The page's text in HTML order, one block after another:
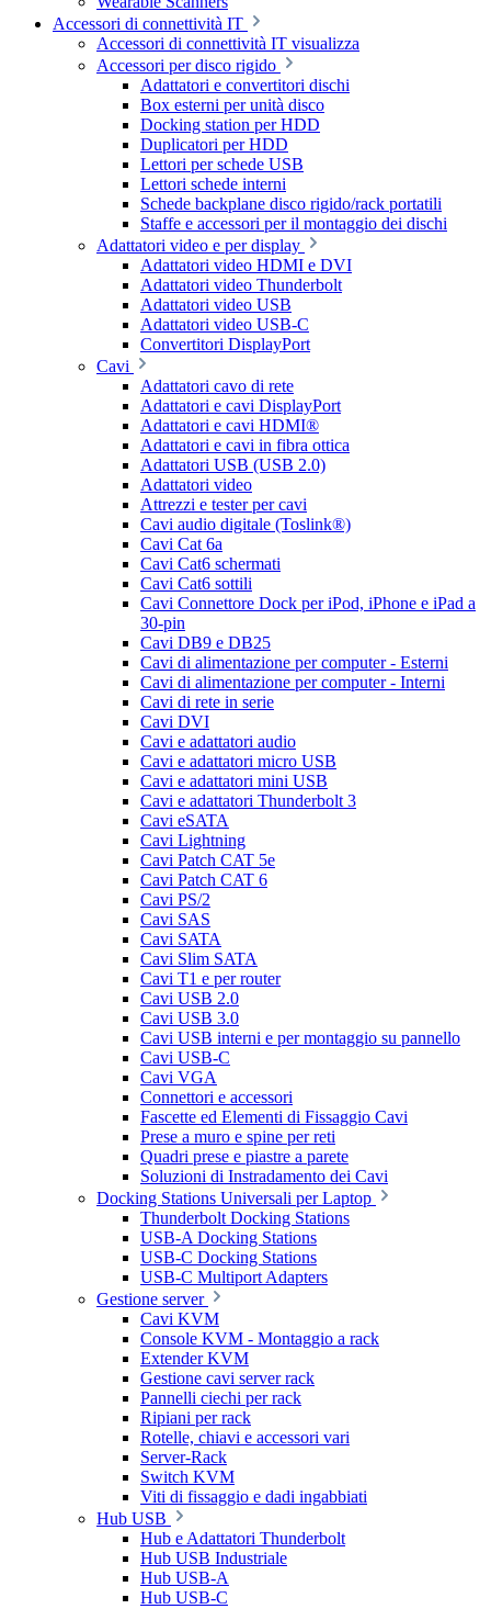
Accessori di connettività IT
Accessori di connettività IT visualizza
Accessori per disco rigido
Adattatori e convertitori dischi
Box esterni per unità disco
Docking station per HDD
Duplicatori per HDD
Lettori per schede USB
Lettori schede interni
Schede backplane disco rigido/rack portatili
Staffe e accessori per il montaggio dei dischi
Adattatori video e per display
Adattatori video HDMI e DVI
Adattatori video Thunderbolt
Adattatori video USB
Adattatori video USB-C
Convertitori DisplayPort
Cavi
Adattatori cavo di rete
Adattatori e cavi DisplayPort
Adattatori e cavi HDMI®
Adattatori e cavi in fibra ottica
Adattatori USB (USB 2.0)
Adattatori video
Attrezzi e tester per cavi
Cavi audio digitale (Toslink®)
Cavi Cat 6a
Cavi Cat6 schermati
Cavi Cat6 sottili
Cavi Connettore Dock per iPod, iPhone e iPad a
30-pin
Cavi DB9 e DB25
Cavi di alimentazione per computer - Esterni
Cavi di alimentazione per computer - Interni
Cavi di rete in serie
Cavi DVI
Cavi e adattatori audio
Cavi e adattatori micro USB
Cavi e adattatori mini USB
Cavi e adattatori Thunderbolt 3
Cavi eSATA
Cavi Lightning
Cavi Patch CAT 5e
Cavi Patch CAT 6
Cavi PS/2
Cavi SAS
Cavi SATA
Cavi Slim SATA
Cavi T1 e per router
Cavi USB 2.0
Cavi USB 3.0
Cavi USB interni e per montaggio su pannello
Cavi USB-C
Cavi VGA
Connettori e accessori
Fascette ed Elementi di Fissaggio Cavi
Prese a muro e spine per reti
Quadri prese e piastre a parete
Soluzioni di Instradamento dei Cavi
Docking Stations Universali per Laptop
Thunderbolt Docking Stations
USB-A Docking Stations
USB-C Docking Stations
USB-C Multiport Adapters
Gestione server
Cavi KVM
Console KVM - Montaggio a rack
Extender KVM
Gestione cavi server rack
Pannelli ciechi per rack
Ripiani per rack
Rotelle, chiavi e accessori vari
Server-Rack
Switch KVM
Viti di fissaggio e dadi ingabbiati
Hub USB
Hub e Adattatori Thunderbolt
Hub USB Industriale
Hub USB-A
Hub USB-C